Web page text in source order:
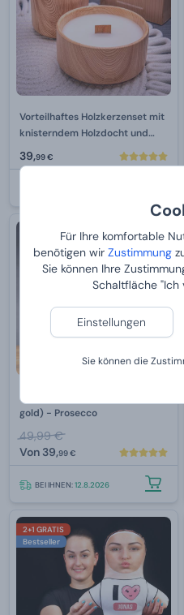
Für Ihre komfortable
benötigen wir Zustimmung
Sie können Ihre
Schaltfläche "Ich
Einstellungen
Sie können die
Vorteilhaftes Holzkerzenset mit
knisterndem Holzdocht und
intensiven Düften 2×220 g
39,99 €
-20 %
Giftboxeo Geschenkbox (rose
gold) - Prosecco
49,99 €
Von39,99 €
BEI IHNEN:12.8.2026
2+1 GRATIS
Bestseller